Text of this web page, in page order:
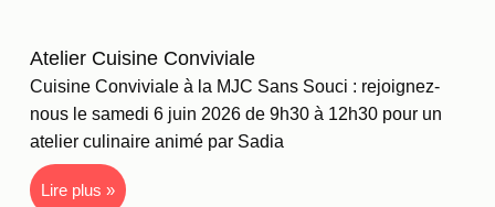
Atelier Cuisine Conviviale
Cuisine Conviviale à la MJC Sans Souci : rejoignez-
nous le samedi 6 juin 2026 de 9h30 à 12h30 pour un
atelier culinaire animé par Sadia
Lire plus »